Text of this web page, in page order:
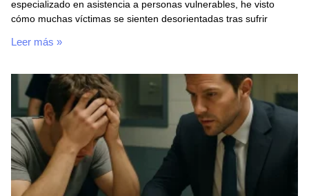
especializado en asistencia a personas vulnerables, he visto
cómo muchas víctimas se sienten desorientadas tras sufrir
Leer más »